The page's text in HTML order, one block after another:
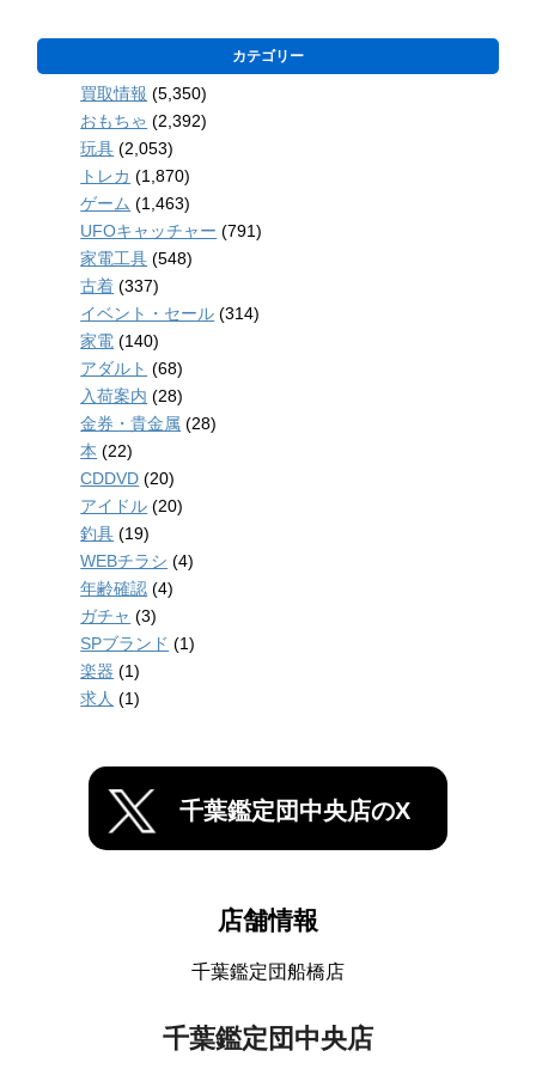
カテゴリー
買取情報 (5,350)
おもちゃ (2,392)
玩具 (2,053)
トレカ (1,870)
ゲーム (1,463)
UFOキャッチャー (791)
家電工具 (548)
古着 (337)
イベント・セール (314)
家電 (140)
アダルト (68)
入荷案内 (28)
金券・貴金属 (28)
本 (22)
CDDVD (20)
アイドル (20)
釣具 (19)
WEBチラシ (4)
年齢確認 (4)
ガチャ (3)
SPブランド (1)
楽器 (1)
求人 (1)
千葉鑑定団中央店のX
店舗情報
千葉鑑定団船橋店
千葉鑑定団中央店